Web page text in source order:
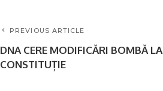
PREVIOUS ARTICLE
DNA CERE MODIFICĂRI BOMBĂ LA
CONSTITUȚIE